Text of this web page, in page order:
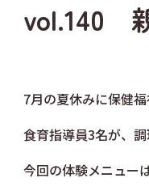
vol.140
7月の夏休みに保健
食育指導員3名が、
今回の体験メニュー